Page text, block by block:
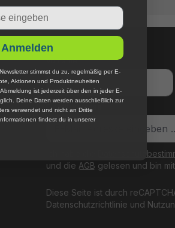
E-Mail-Adresse
Vorname
Diese Seite ist durch
Datenschutzrichtlinie und
und die AGB gelesen und bin
Anmelden
stimmst du zu, regelmäßig per E-
Aktionen und Produktneuheiten
ist jederzeit über den in jeder E-
Deine Daten werden ausschließlich zur
verwendet und nicht an Dritte
findest du in unserer